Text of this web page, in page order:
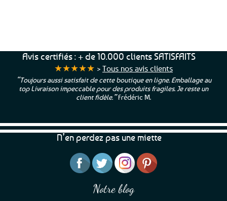
Avis certifiés : + de 10.000 clients SATISFAITS
★★★★★ > Tous nos avis clients
“Toujours aussi satisfait de cette boutique en ligne. Emballage au
top Livraison impeccable pour des produits fragiles. Je reste un
client fidèle.”Frédéric M.
N’en perdez pas une miette
Notre blog